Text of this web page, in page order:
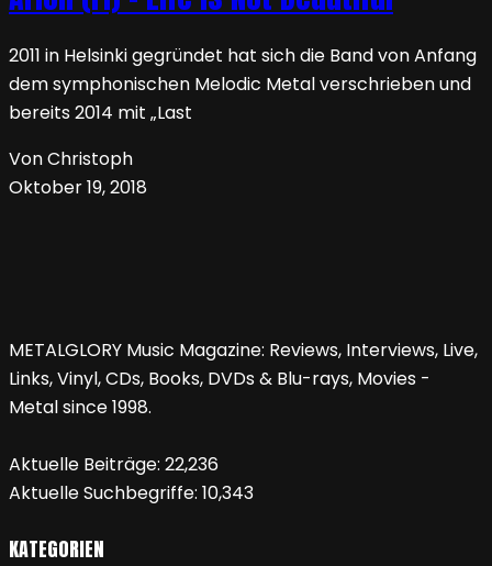
2011 in Helsinki gegründet hat sich die Band von Anfang
dem symphonischen Melodic Metal verschrieben und
bereits 2014 mit „Last
Von Christoph
Oktober 19, 2018
METALGLORY Music Magazine: Reviews, Interviews, Live,
Links, Vinyl, CDs, Books, DVDs & Blu-rays, Movies -
Metal since 1998.
Aktuelle Beiträge: 22,236
Aktuelle Suchbegriffe: 10,343
KATEGORIEN